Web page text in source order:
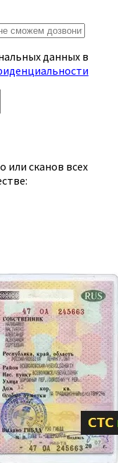
данных в
или сканов всех